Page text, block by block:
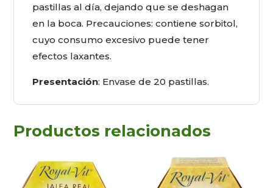
pastillas al día, dejando que se deshagan
en la boca. Precauciones: contiene sorbitol,
cuyo consumo excesivo puede tener
efectos laxantes.
Presentación: Envase de 20 pastillas.
Productos relacionados